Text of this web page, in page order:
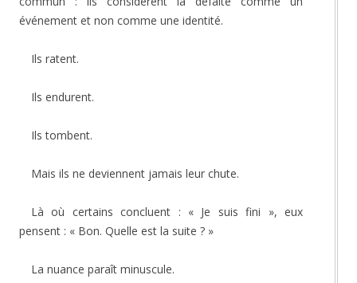
événement et non comme une identité.
Ils ratent.
Ils endurent.
Ils tombent.
Mais ils ne deviennent jamais leur chute.
Là où certains concluent : « Je suis fini », eux
pensent : « Bon. Quelle est la suite ? »
La nuance paraît minuscule.